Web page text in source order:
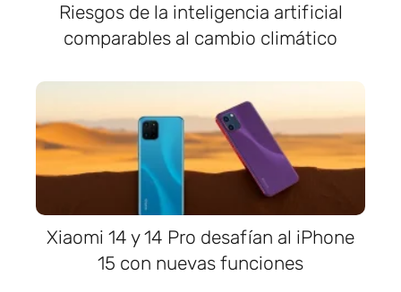
Riesgos de la inteligencia artificial
comparables al cambio climático
Xiaomi 14 y 14 Pro desafían al iPhone
15 con nuevas funciones